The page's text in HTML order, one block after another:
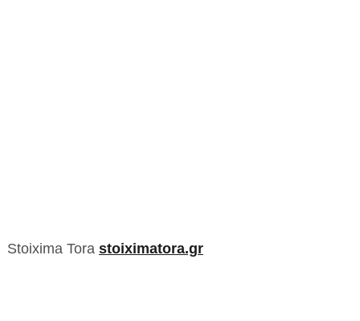
Stoixima Tora stoiximatora.gr